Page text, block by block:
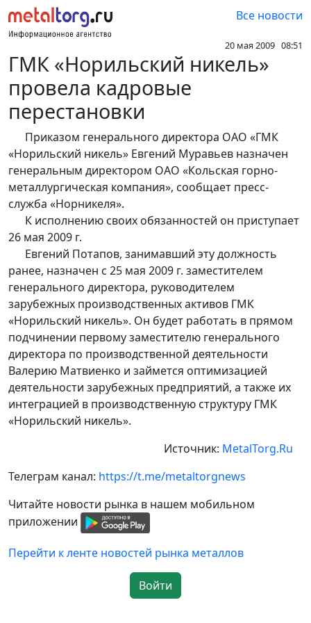
Все новости
20 мая 2009 08:51
ГМК «Норильский никель»
провела кадровые
перестановки
Приказом генерального директора ОАО «ГМК
«Норильский никель» Евгений Муравьев назначен
генеральным директором ОАО «Кольская горно-
металлургическая компания», сообщает пресс-
служба «Норникеля».
К исполнению своих обязанностей он приступает
26 мая 2009 г.
Евгений Потапов, занимавший эту должность
ранее, назначен с 25 мая 2009 г. заместителем
генерального директора, руководителем
зарубежных производственных активов ГМК
«Норильский никель». Он будет работать в прямом
подчинении первому заместителю генерального
директора по производственной деятельности
Валерию Матвиенко и займется оптимизацией
деятельности зарубежных предприятий, а также их
интеграцией в производственную структуру ГМК
«Норильский никель».
Источник: MetalTorg.Ru
Телеграм канал: https://t.me/metaltorgnews
Читайте новости рынка в нашем мобильном
приложении
Перейти к ленте новостей рынка металлов
Войти